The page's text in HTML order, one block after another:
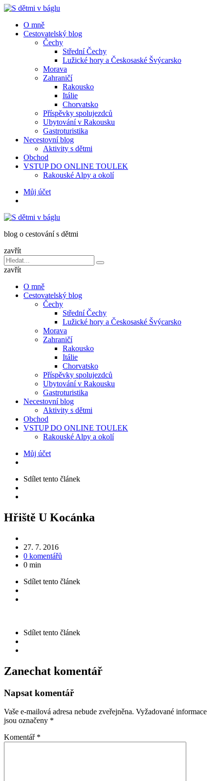
Menu
Menu
O mně
Cestovatelský blog
Čechy
Střední Čechy
Lužické hory a Českosaské Švýcarsko
Morava
Zahraničí
Rakousko
Itálie
Chorvatsko
Příspěvky spolujezdců
Ubytování v Rakousku
Gastroturistika
Necestovní blog
Aktivity s dětmi
Obchod
VSTUP DO ONLINE TOULEK
Rakouské Alpy a okolí
HledatMůj účet
v
blog o cestování s dětmi
zavřít
Vyhledávání
pro:
Hledat
zavřít
O mně
Cestovatelský blog
Čechy
Střední Čechy
Lužické hory a Českosaské Švýcarsko
Morava
Zahraničí
Rakousko
Itálie
Chorvatsko
Příspěvky spolujezdců
Ubytování v Rakousku
Gastroturistika
Necestovní blog
Aktivity s dětmi
Obchod
VSTUP DO ONLINE TOULEK
Rakouské Alpy a okolí
Můj účet
Sdílet tento článek
Hřiště U Kocánka
27. 7. 2016
0 komentářů
0 min
Sdílet tento článek
Sdílet tento článek
Zanechat komentář
Napsat komentář
Vaše e-mailová adresa nebude zveřejněna. Vyžadované informace
jsou označeny *
Komentář *